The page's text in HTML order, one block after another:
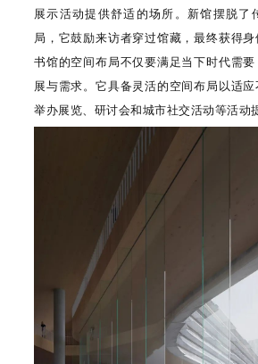
展示活动提供舒适的场所。新馆摆脱了
局，它鼓励来访者穿过馆藏，最终获得
书馆的空间布局不仅要满足当下时代需
展与需求。它具备灵活的空间布局以适
举办展览、研讨会和城市社交活动等活动